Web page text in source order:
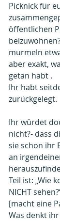
Picknick für
öffentlichen
murmeln
aber exakt,
getan habt .
Ihr habt
zurückgelegt.
Ihr würdet
nicht?- dass
sie schon ihr
an
Teil ist: „Wie
NICHT
[macht eine
Was denkt